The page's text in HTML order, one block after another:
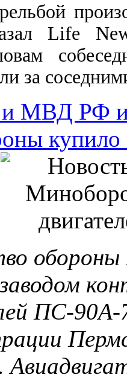
Life
за
МВД РФ
купило
обороны
ПС-90А-